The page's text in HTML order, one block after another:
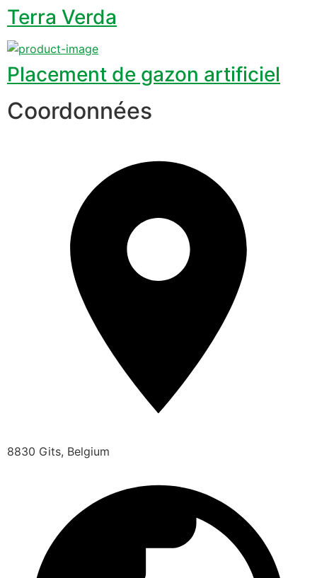
Terra Verda
Placement de gazon artificiel
Coordonnées
8830 Gits, Belgium